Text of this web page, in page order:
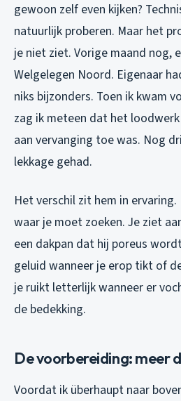
gewoon zelf even kijken?
natuurlijk proberen. Maar het
je niet ziet. Vorige maand nog,
Welgelegen Noord. Eigenaar
niks bijzonders. Toen ik kwam
zag ik meteen dat het
aan vervanging toe was. Nog
lekkage gehad.
Het verschil zit hem in
waar je moet zoeken. Je ziet
een dakpan dat hij poreus
geluid wanneer je erop tikt of
je ruikt letterlijk wanneer er
de bedekking.
De voorbereiding: meer
Voordat ik überhaupt naar